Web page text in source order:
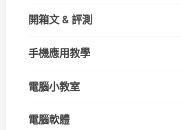
開箱文 & 評測
手機應用教學
電腦小教室
電腦軟體